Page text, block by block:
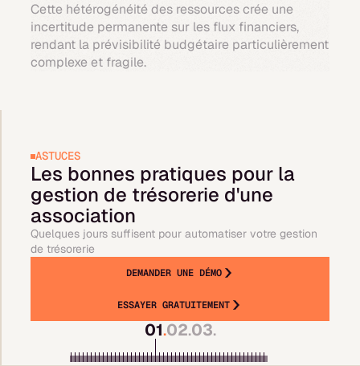
Cette hétérogénéité des ressources crée une
incertitude permanente sur les flux financiers,
rendant la prévisibilité budgétaire particulièrement
complexe et fragile.
ASTUCES
Les bonnes pratiques pour la
gestion de trésorerie d'une
association
Quelques jours suffisent pour automatiser votre gestion
de trésorerie
DEMANDER UNE DÉMO
ESSAYER GRATUITEMENT
01.02.03.